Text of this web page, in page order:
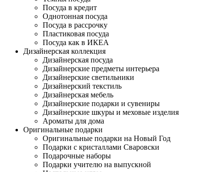
Посуда в кредит
Однотонная посуда
Посуда в рассрочку
Пластиковая посуда
Посуда как в ИКЕА
Дизайнерская коллекция
Дизайнерская посуда
Дизайнерские предметы интерьера
Дизайнерские светильники
Дизайнерский текстиль
Дизайнерская мебель
Дизайнерские подарки и сувениры
Дизайнерские шкуры и меховые изделия
Ароматы для дома
Оригинальные подарки
Оригинальные подарки на Новый Год
Подарки с кристаллами Сваровски
Подарочные наборы
Подарки учителю на выпускной